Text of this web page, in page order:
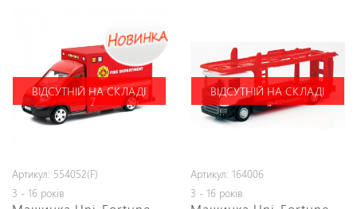
ВІДСУТНІЙ НА СКЛАДІ
Артикул: 554052(F)
3 - 16 років
ВІДСУТНІЙ НА СКЛАДІ
Артикул: 164006
3 - 16 років